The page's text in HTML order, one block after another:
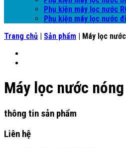
Phụ kiện máy lọc nước
Phụ kiện máy lọc nước
Trang chủ | Sản phẩm | Máy lọc
Máy lọc nước
thông tin sản phẩm
Liên hệ